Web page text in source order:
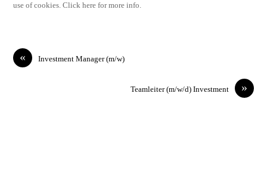
use of cookies. Click here for more info.
« Investment Manager (m/w)
»
Teamleiter (m/w/d) Investment